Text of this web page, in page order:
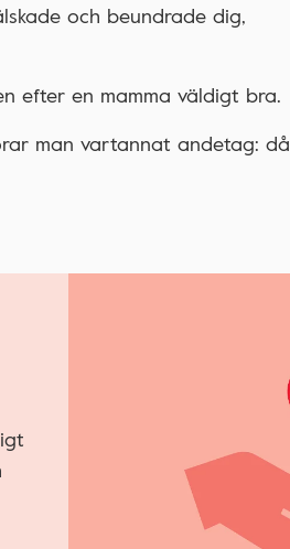
och beundrade dig,
efter en mamma väldigt bra.
man vartannat andetag: då